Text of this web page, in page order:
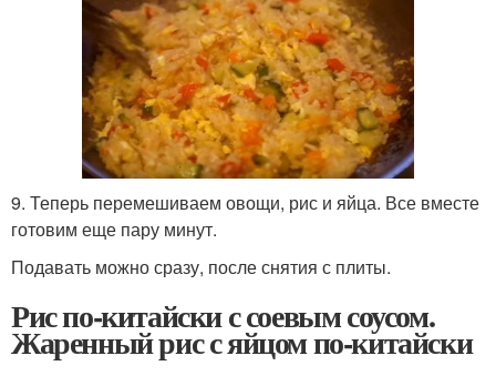
9. Теперь перемешиваем овощи, рис и яйца. Все вместе
готовим еще пару минут.
Подавать можно сразу, после снятия с плиты.
Рис по-китайски с соевым соусом.
Жаренный рис с яйцом по-китайски